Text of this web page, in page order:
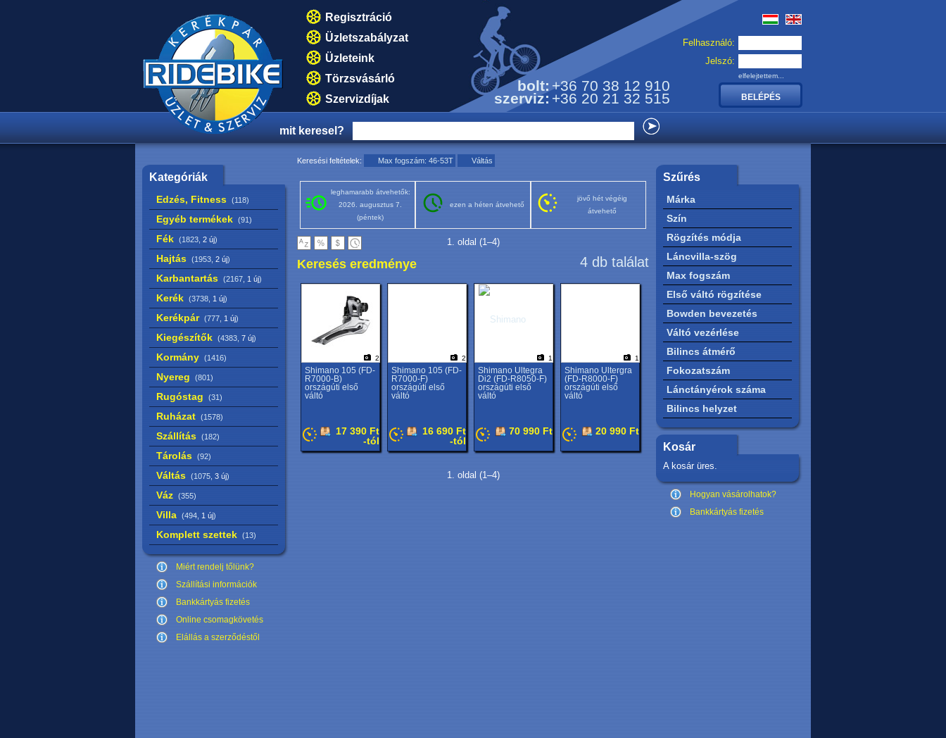
Regisztráció
Üzletszabályzat
Üzleteink
Törzsvásárló
Szervizdíjak
bolt: +36 70 38 12 910
szerviz: +36 20 21 32 515
Felhasználó:
Jelszó:
elfelejtettem...
mit keresel?
Kategóriák
Edzés, Fitness (118)
Egyéb termékek (91)
Fék (1823, 2 új)
Hajtás (1953, 2 új)
Karbantartás (2167, 1 új)
Kerék (3738, 1 új)
Kerékpár (777, 1 új)
Kiegészítők (4383, 7 új)
Kormány (1416)
Nyereg (801)
Rugóstag (31)
Ruházat (1578)
Szállítás (182)
Tárolás (92)
Váltás (1075, 3 új)
Váz (355)
Villa (494, 1 új)
Komplett szettek (13)
Miért rendelj tőlünk?
Szállítási információk
Bankkártyás fizetés
Online csomagkövetés
Elállás a szerződéstől
Keresési feltételek: Max fogszám: 46-53T Váltás
leghamarabb átvehetők:
2026. augusztus 7.
(péntek)
ezen a héten átvehető
jövő hét végéig
átvehető
1. oldal (1–4)
4 db találat
Keresés eredménye
2
Shimano 105 (FD-
R7000-B)
országúti első
váltó
17 390 Ft
-tól
2
Shimano 105 (FD-
R7000-F)
országúti első
váltó
16 690 Ft
-tól
1
Shimano Ultegra
Di2 (FD-R8050-F)
országúti első
váltó
70 990 Ft
1
Shimano Ultergra
(FD-R8000-F)
országúti első
váltó
20 990 Ft
1. oldal (1–4)
Szűrés
Márka
Szín
Rögzítés módja
Láncvilla-szög
Max fogszám
Első váltó rögzítése
Bowden bevezetés
Váltó vezérlése
Bilincs átmérő
Fokozatszám
Lánctányérok száma
Bilincs helyzet
Kosár
A kosár üres.
Hogyan vásárolhatok?
Bankkártyás fizetés